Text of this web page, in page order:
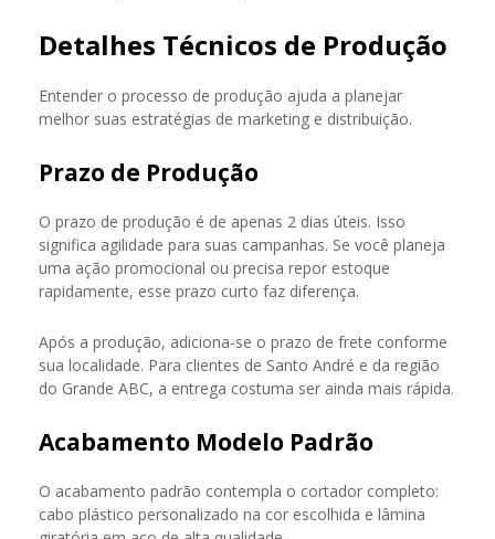
Detalhes Técnicos de Produção
Entender o processo de produção ajuda a planejar
melhor suas estratégias de marketing e distribuição.
Prazo de Produção
O prazo de produção é de apenas 2 dias úteis. Isso
significa agilidade para suas campanhas. Se você planeja
uma ação promocional ou precisa repor estoque
rapidamente, esse prazo curto faz diferença.
Após a produção, adiciona-se o prazo de frete conforme
sua localidade. Para clientes de Santo André e da região
do Grande ABC, a entrega costuma ser ainda mais rápida.
Acabamento Modelo Padrão
O acabamento padrão contempla o cortador completo:
cabo plástico personalizado na cor escolhida e lâmina